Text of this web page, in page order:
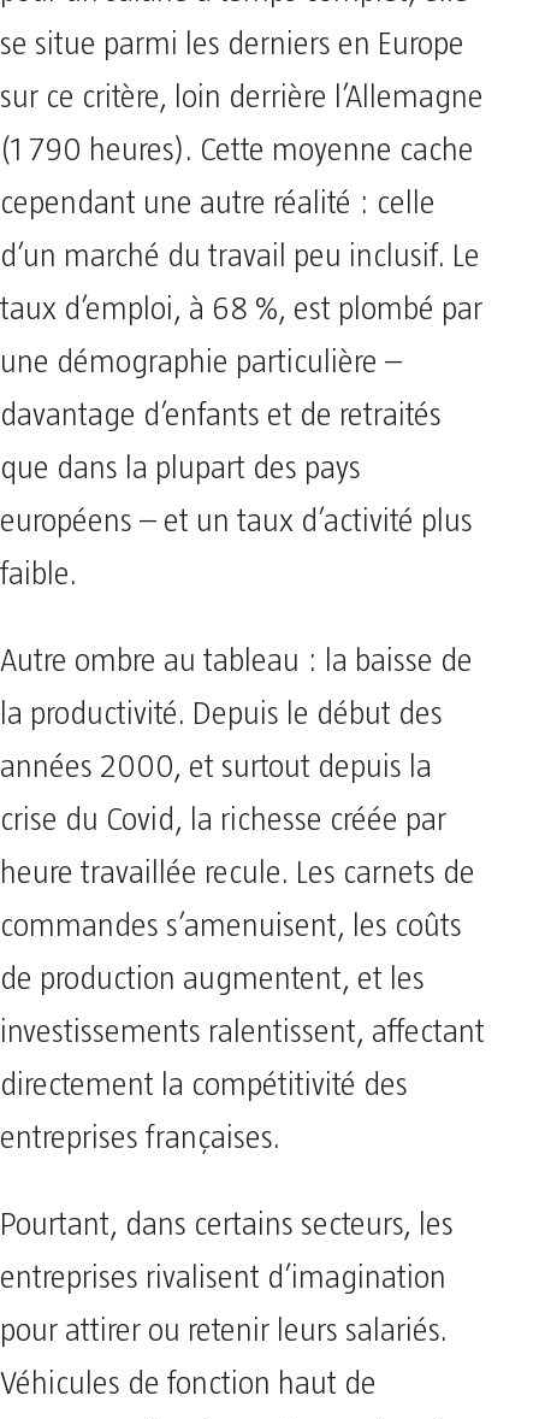
se situe parmi les derniers en Europe
sur ce critère, loin derrière l’Allemagne
(1 790 heures). Cette moyenne cache
cependant une autre réalité : celle
d’un marché du travail peu inclusif. Le
taux d’emploi, à 68 %, est plombé par
une démographie particulière –
davantage d’enfants et de retraités
que dans la plupart des pays
européens – et un taux d’activité plus
faible.
Autre ombre au tableau : la baisse de
la productivité. Depuis le début des
années 2000, et surtout depuis la
crise du Covid, la richesse créée par
heure travaillée recule. Les carnets de
commandes s’amenuisent, les coûts
de production augmentent, et les
investissements ralentissent, affectant
directement la compétitivité des
entreprises françaises.
Pourtant, dans certains secteurs, les
entreprises rivalisent d’imagination
pour attirer ou retenir leurs salariés.
Véhicules de fonction haut de